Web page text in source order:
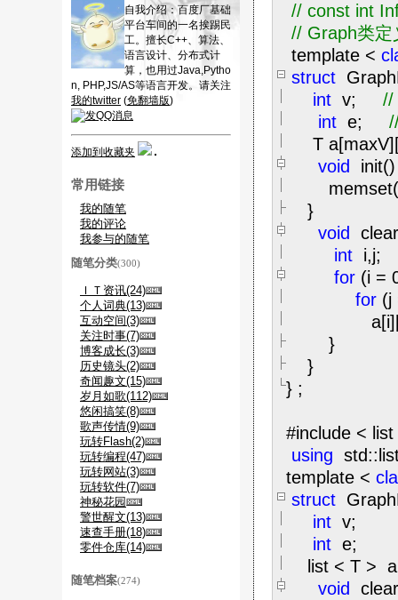
// const int
// Graph类定
template <
struct
int v;
//
int e;
T
void
init()
}
void
int i,j;
for (i =
for (j
}
}
} ;
#include < list
using
template <
struct
int v;
int e;
list < T >
void
自我介绍：百度厂基础
平台车间的一名挨踢民
工。擅长C++、算法、
语言设计、分布式计
算，也用过Java,Pytho
n, PHP,JS/AS等语言开发。请关注
我的twitter (免翻墙版)
添加到收藏夹
常用链接
我的随笔
我的评论
我参与的随笔
随笔分类(300)
ＩＴ资讯(24)
个人词典(13)
互动空间(3)
关注时事(7)
博客成长(3)
历史镜头(2)
奇闻趣文(15)
岁月如歌(112)
悠闲搞笑(8)
歌声传情(9)
玩转Flash(2)
玩转编程(47)
玩转网站(3)
玩转软件(7)
神秘花园
警世醒文(13)
速查手册(18)
零件仓库(14)
随笔档案(274)